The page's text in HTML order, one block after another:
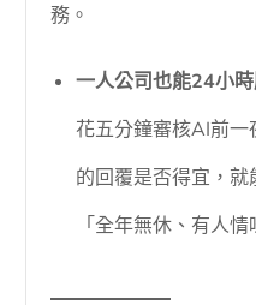
務。
一人公司也能24小時
花五分鐘審核AI前
的回覆是否得宜，
「全年無休、有人情